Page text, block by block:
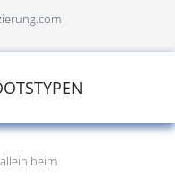
beim